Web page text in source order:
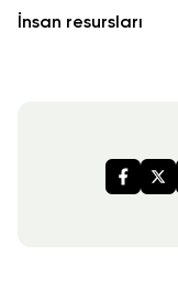
İnsan resursları